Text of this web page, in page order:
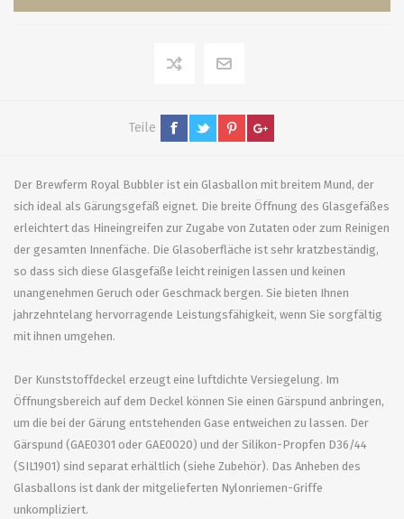
Teile
Der Brewferm Royal Bubbler ist ein Glasballon mit breitem Mund, der
sich ideal als Gärungsgefäß eignet. Die breite Öffnung des Glasgefäßes
erleichtert das Hineingreifen zur Zugabe von Zutaten oder zum Reinigen
der gesamten Innenfäche. Die Glasoberfläche ist sehr kratzbeständig,
so dass sich diese Glasgefäße leicht reinigen lassen und keinen
unangenehmen Geruch oder Geschmack bergen. Sie bieten Ihnen
jahrzehntelang hervorragende Leistungsfähigkeit, wenn Sie sorgfältig
mit ihnen umgehen.
Der Kunststoffdeckel erzeugt eine luftdichte Versiegelung. Im
Öffnungsbereich auf dem Deckel können Sie einen Gärspund anbringen,
um die bei der Gärung entstehenden Gase entweichen zu lassen. Der
Gärspund (GAE0301 oder GAE0020) und der Silikon-Propfen D36/44
(SIL1901) sind separat erhältlich (siehe Zubehör). Das Anheben des
Glasballons ist dank der mitgelieferten Nylonriemen-Griffe
unkompliziert.